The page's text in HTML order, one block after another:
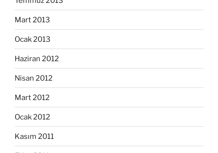
Mart 2013
Ocak 2013
Haziran 2012
Nisan 2012
Mart 2012
Ocak 2012
Kasım 2011